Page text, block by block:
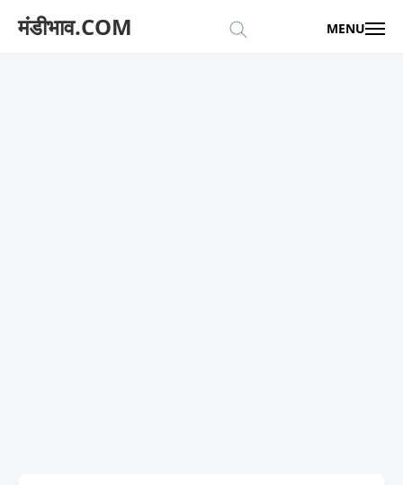
मंडीभाव.COM MENU